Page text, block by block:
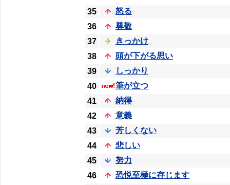
35
怒る
36
尊敬
37
きっかけ
38
頭が下がる思い
39
しっかり
40
筆が立つ
41
納得
42
意義
43
芳しくない
44
悲しい
45
努力
46
恐悦至極に存じます